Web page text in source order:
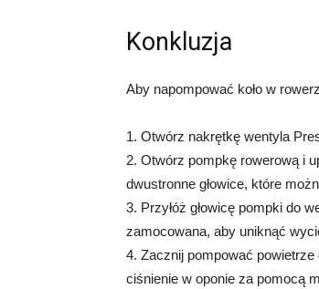
Konkluzja
Aby napompować koło w
1. Otwórz nakrętkę wentyla
2. Otwórz pompkę rowerową i
dwustronne głowice, które
3. Przyłóż głowicę pompki do
zamocowana, aby uniknąć
4. Zacznij pompować powietrze
ciśnienie w oponie za pomocą